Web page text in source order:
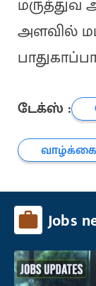
அளவில்
டேக்ஸ் :
Jobs